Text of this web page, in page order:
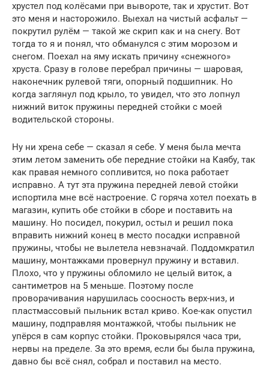
хрустел под колёсами при вывороте, так и хрустит. Вот
это меня и насторожило. Выехал на чистый асфальт —
покрутил рулём — такой же скрип как и на снегу. Вот
тогда то я и понял, что обманулся с этим морозом и
снегом. Поехал на яму искать причину «снежного»
хруста. Сразу в голове перебрал причины — шаровая,
наконечник рулевой тяги, опорный подшипник. Но
когда заглянул под крыло, то увидел, что это лопнул
нижний виток пружины передней стойки с моей
водительской стороны.
Ну ни хрена себе — сказал я себе. У меня была мечта
этим летом заменить обе передние стойки на Каябу, так
как правая немного сопливится, но пока работает
исправно. А тут эта пружина передней левой стойки
испортила мне всё настроение. С горяча хотел поехать в
магазин, купить обе стойки в сборе и поставить на
машину. Но посидел, покурил, остыл и решил пока
вправить нижний конец в место посадки исправной
пружины, чтобы не вылетела невзначай. Поддомкратил
машину, монтажками провернул пружину и вставил.
Плохо, что у пружины обломило не целый виток, а
сантиметров на 5 меньше. Поэтому после
проворачивания нарушилась соосность верх-низ, и
пластмассовый пыльник встал криво. Кое-как опустил
машину, подправляя монтажкой, чтобы пыльник не
упёрся в сам корпус стойки. Проковырялся часа три,
нервы на пределе. За это время, если бы была пружина,
давно бы всё снял, собрал и поставил на место.